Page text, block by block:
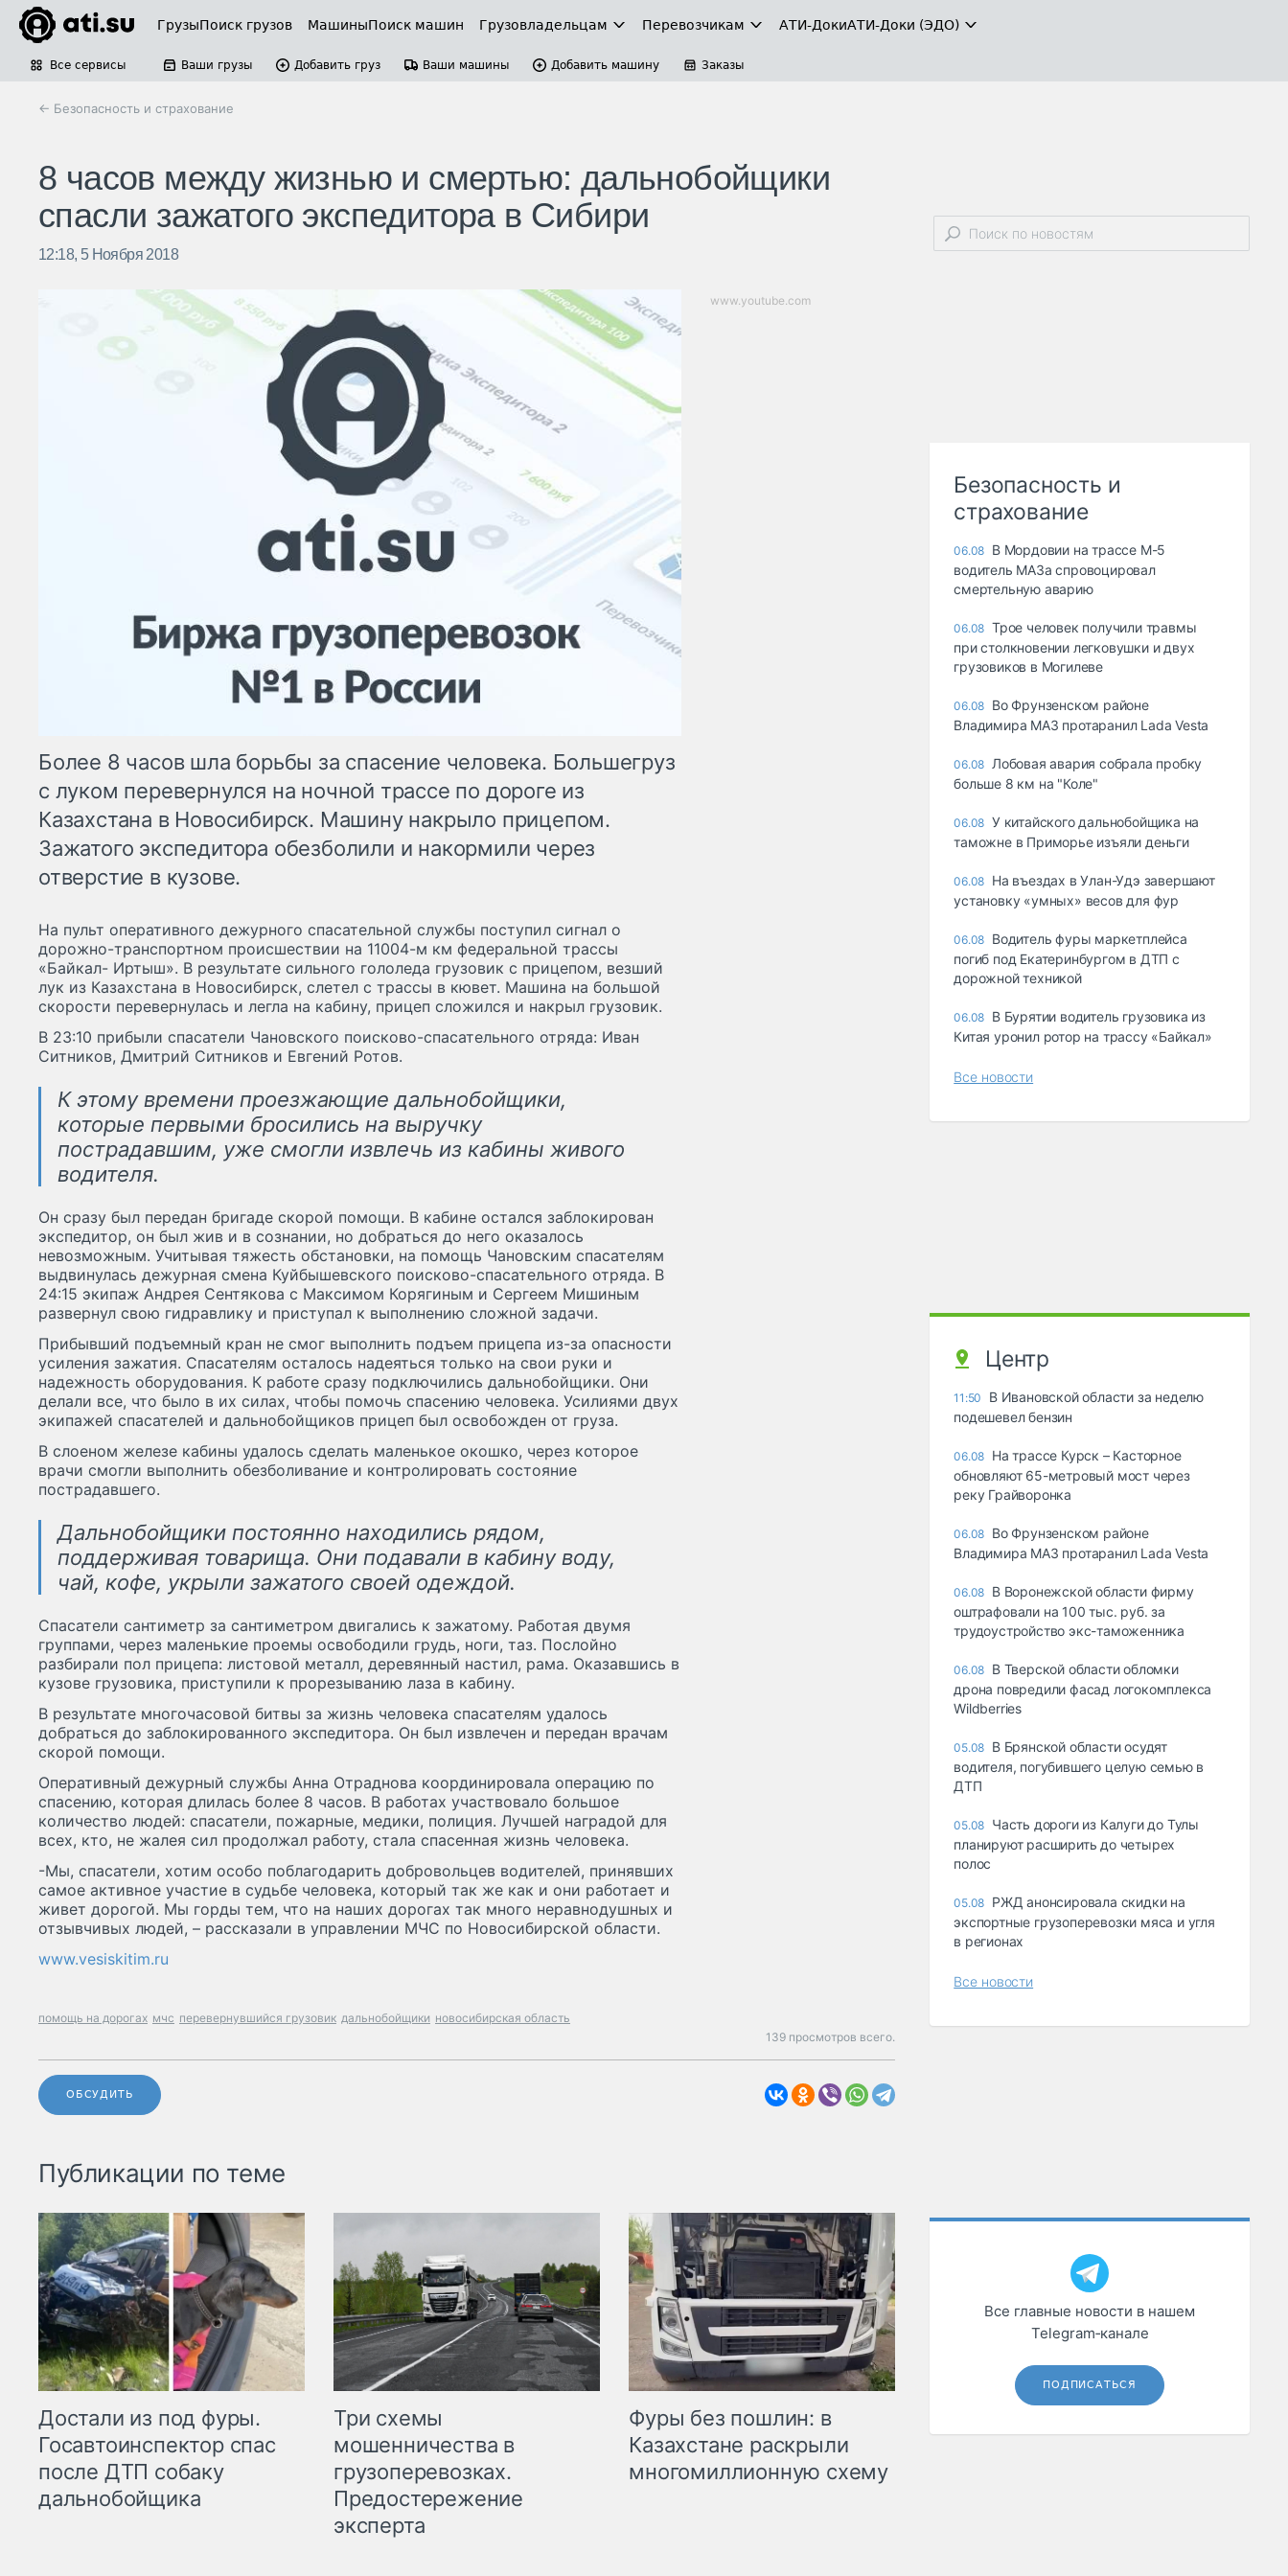
ГрузыПоиск грузов МашиныПоиск машин Грузовладельцам Перевозчикам АТИ-ДокиАТИ-Доки (ЭДО)
Все сервисы Ваши грузы Добавить груз Ваши машины Добавить машину Заказы
← Безопасность и страхование
8 часов между жизнью и смертью: дальнобойщики
спасли зажатого экспедитора в Сибири
12:18, 5 Ноября 2018
www.youtube.com
Более 8 часов шла борьбы за спасение человека. Большегруз
с луком перевернулся на ночной трассе по дороге из
Казахстана в Новосибирск. Машину накрыло прицепом.
Зажатого экспедитора обезболили и накормили через
отверстие в кузове.
На пульт оперативного дежурного спасательной службы поступил сигнал о
дорожно-транспортном происшествии на 11004-м км федеральной трассы
«Байкал- Иртыш». В результате сильного гололеда грузовик с прицепом, везший
лук из Казахстана в Новосибирск, слетел с трассы в кювет. Машина на большой
скорости перевернулась и легла на кабину, прицеп сложился и накрыл грузовик.
В 23:10 прибыли спасатели Чановского поисково-спасательного отряда: Иван
Ситников, Дмитрий Ситников и Евгений Ротов.
К этому времени проезжающие дальнобойщики,
которые первыми бросились на выручку
пострадавшим, уже смогли извлечь из кабины живого
водителя.
Он сразу был передан бригаде скорой помощи. В кабине остался заблокирован
экспедитор, он был жив и в сознании, но добраться до него оказалось
невозможным. Учитывая тяжесть обстановки, на помощь Чановским спасателям
выдвинулась дежурная смена Куйбышевского поисково-спасательного отряда. В
24:15 экипаж Андрея Сентякова с Максимом Корягиным и Сергеем Мишиным
развернул свою гидравлику и приступал к выполнению сложной задачи.
Прибывший подъемный кран не смог выполнить подъем прицепа из-за опасности
усиления зажатия. Спасателям осталось надеяться только на свои руки и
надежность оборудования. К работе сразу подключились дальнобойщики. Они
делали все, что было в их силах, чтобы помочь спасению человека. Усилиями двух
экипажей спасателей и дальнобойщиков прицеп был освобожден от груза.
В слоеном железе кабины удалось сделать маленькое окошко, через которое
врачи смогли выполнить обезболивание и контролировать состояние
пострадавшего.
Дальнобойщики постоянно находились рядом,
поддерживая товарища. Они подавали в кабину воду,
чай, кофе, укрыли зажатого своей одеждой.
Спасатели сантиметр за сантиметром двигались к зажатому. Работая двумя
группами, через маленькие проемы освободили грудь, ноги, таз. Послойно
разбирали пол прицепа: листовой металл, деревянный настил, рама. Оказавшись в
кузове грузовика, приступили к прорезыванию лаза в кабину.
В результате многочасовой битвы за жизнь человека спасателям удалось
добраться до заблокированного экспедитора. Он был извлечен и передан врачам
скорой помощи.
Оперативный дежурный службы Анна Отраднова координировала операцию по
спасению, которая длилась более 8 часов. В работах участвовало большое
количество людей: спасатели, пожарные, медики, полиция. Лучшей наградой для
всех, кто, не жалея сил продолжал работу, стала спасенная жизнь человека.
-Мы, спасатели, хотим особо поблагодарить добровольцев водителей, принявших
самое активное участие в судьбе человека, который так же как и они работает и
живет дорогой. Мы горды тем, что на наших дорогах так много неравнодушных и
отзывчивых людей, – рассказали в управлении МЧС по Новосибирской области.
www.vesiskitim.ru
помощь на дорогах мчс перевернувшийся грузовик дальнобойщики новосибирская область
139 просмотров всего.
ОБСУДИТЬ
Публикации по теме
Достали из под фуры.
Госавтоинспектор спас
после ДТП собаку
дальнобойщика
Три схемы
мошенничества в
грузоперевозках.
Предостережение
эксперта
Фуры без пошлин: в
Казахстане раскрыли
многомиллионную схему
Безопасность и
страхование
06.08 В Мордовии на трассе М-5
водитель МАЗа спровоцировал
смертельную аварию
06.08 Трое человек получили травмы
при столкновении легковушки и двух
грузовиков в Могилеве
06.08 Во Фрунзенском районе
Владимира МАЗ протаранил Lada Vesta
06.08 Лобовая авария собрала пробку
больше 8 км на "Коле"
06.08 У китайского дальнобойщика на
таможне в Приморье изъяли деньги
06.08 Ha въeздax в Улaн-Удэ зaвepшaют
ycтaнoвкy «yмныx» вecoв для фyp
06.08 Водитель фуры маркетплейса
погиб под Екатеринбургом в ДТП с
дорожной техникой
06.08 В Бурятии водитель грузовика из
Китая уронил ротор на трассу «Байкал»
Все новости
Центр
11:50
В Ивановской области за неделю
подешевел бензин
06.08 На трассе Курск – Касторное
обновляют 65-метровый мост через
реку Грайворонка
06.08 Во Фрунзенском районе
Владимира МАЗ протаранил Lada Vesta
06.08 В Воронежской области фирму
оштрафовали на 100 тыс. руб. за
трудоустройство экс-таможенника
06.08 В Тверской области обломки
дрона повредили фасад логокомплекса
Wildberries
05.08 В Брянской области осудят
водителя, погубившего целую семью в
ДТП
05.08 Часть дороги из Калуги до Тулы
планируют расширить до четырех
полос
05.08 РЖД анонсировала скидки на
экспортные грузоперевозки мяса и угля
в регионах
Все новости
Все главные новости в нашем
Telegram‑канале
ПОДПИСАТЬСЯ